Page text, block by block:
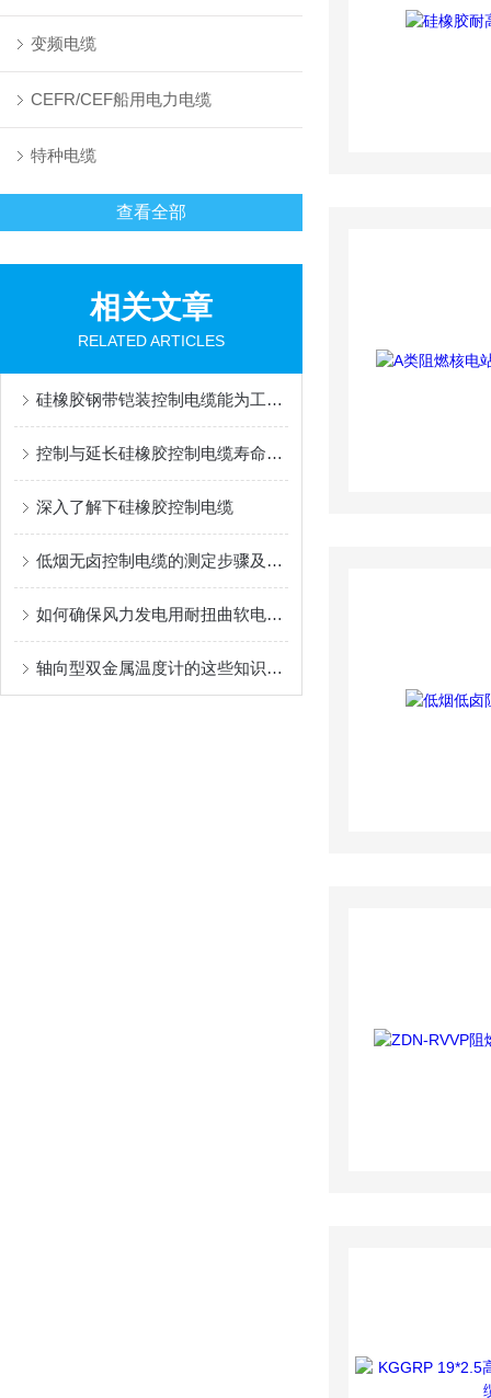
变频电缆
CEFR/CEF船用电力电缆
特种电缆
查看全部
相关文章
RELATED ARTICLES
硅橡胶钢带铠装控制电缆能为工业生产和各类工程提供可靠的保障
控制与延长硅橡胶控制电缆寿命的方法
深入了解下硅橡胶控制电缆
低烟无卤控制电缆的测定步骤及注意事项
如何确保风力发电用耐扭曲软电缆长期可靠运行？
轴向型双金属温度计的这些知识点是你所要了解的